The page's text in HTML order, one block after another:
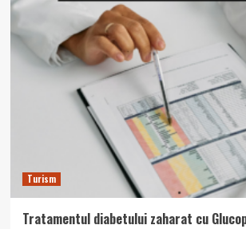
Turism
Tratamentul diabetului zaharat cu